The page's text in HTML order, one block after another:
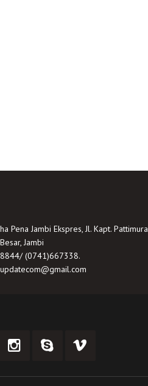
Pena Jambi Ekspres, Jl. Kapt. Pattimura
Jambi
(0741)667338.